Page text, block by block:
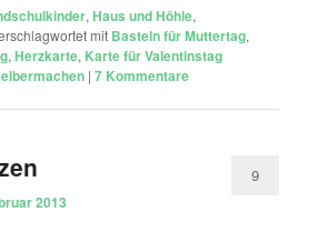
,Haus und Höhle,
mit Basteln für Muttertag,
,Herzkarte, Karte für Valentinstag
|7 Kommentare
2013
9